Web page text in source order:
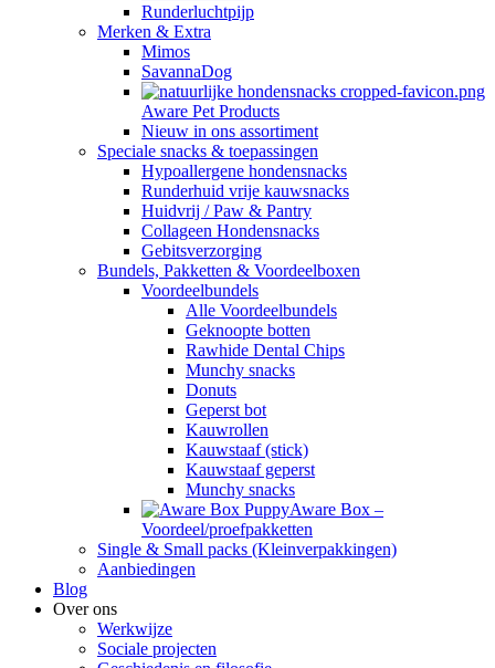
Runderluchtpijp
Merken & Extra
Mimos
SavannaDog
Aware Pet Products
Nieuw in ons assortiment
Speciale snacks & toepassingen
Hypoallergene hondensnacks
Runderhuid vrije kauwsnacks
Huidvrij / Paw & Pantry
Collageen Hondensnacks
Gebitsverzorging
Bundels, Pakketten & Voordeelboxen
Voordeelbundels
Alle Voordeelbundels
Geknoopte botten
Rawhide Dental Chips
Munchy snacks
Donuts
Geperst bot
Kauwrollen
Kauwstaaf (stick)
Kauwstaaf geperst
Munchy snacks
Aware Box –
Voordeel/proefpakketten
Single & Small packs (Kleinverpakkingen)
Aanbiedingen
Blog
Over ons
Werkwijze
Sociale projecten